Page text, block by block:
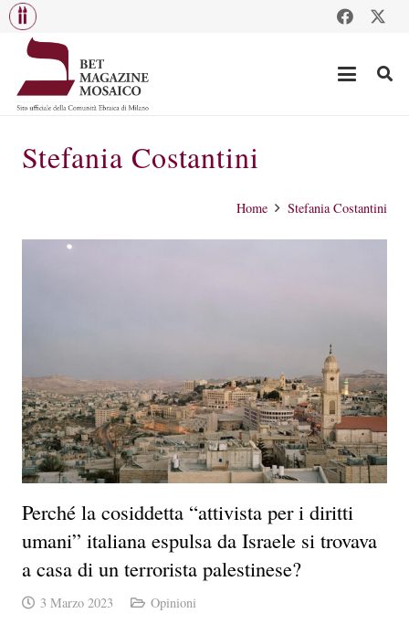
Stefania Costantini
Home Stefania Costantini
Perché la cosiddetta “attivista per i diritti
umani” italiana espulsa da Israele si trovava
a casa di un terrorista palestinese?
3 Marzo 2023 Opinioni